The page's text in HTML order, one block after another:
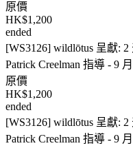
原價
HK$1,200
ended
[WS3126] wildlōtus 呈獻:
Patrick Creelman 指導 - 9
原價
HK$1,200
ended
[WS3126] wildlōtus 呈獻:
Patrick Creelman 指導 - 9